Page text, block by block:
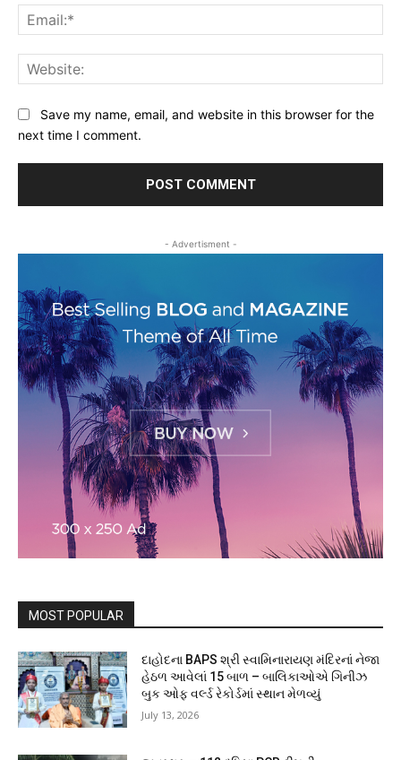
Save my name, email, and website in this browser for the
next time I comment.
- Advertisment -
MOST POPULAR
દાહોદના BAPS શ્રી સ્વામિનારાયણ મંદિરનાં નેજા
હેઠળ આવેલાં 15 બાળ – બાલિકાઓએ ગિનીઝ
બુક ઓફ વર્લ્ડ રેકોર્ડમાં સ્થાન મેળવ્યું
July 13, 2026